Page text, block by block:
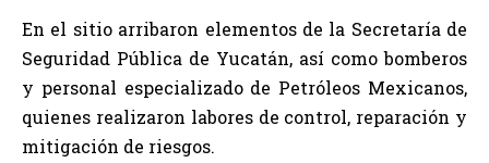
En el sitio arribaron elementos de la Secretaría de
Seguridad Pública de Yucatán, así como bomberos
y personal especializado de Petróleos Mexicanos,
quienes realizaron labores de control, reparación y
mitigación de riesgos.